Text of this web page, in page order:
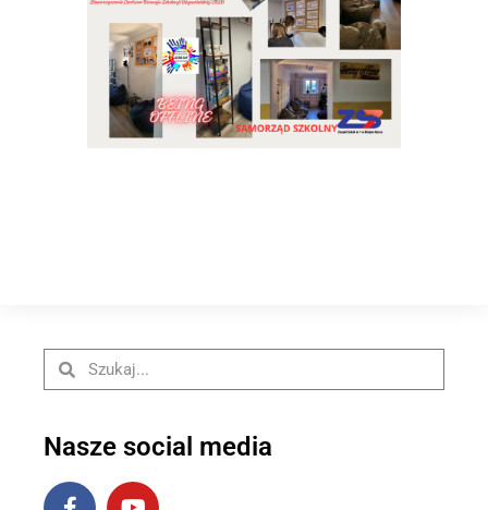
Nasze social media